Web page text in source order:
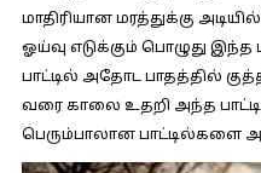
மாதிரியான மரத்துக்கு
ஓய்வு எடுக்கும் பொழுது
பாட்டில் அதோட பாதத்தில்
வரை காலை உதறி அந்த
பெரும்பாலான பாட்டில்களை